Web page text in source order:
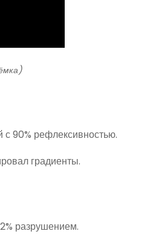
90% рефлексивностью.
градиенты.
разрушением.